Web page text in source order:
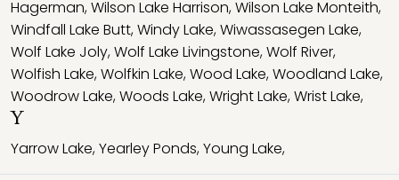
Hagerman,Wilson Lake Harrison,Wilson Lake Monteith,
Windfall Lake Butt,Windy Lake,Wiwassasegen Lake,
Wolf Lake Joly,Wolf Lake Livingstone,Wolf River,
Wolfish Lake,Wolfkin Lake,Wood Lake,Woodland Lake,
Woodrow Lake,Woods Lake,Wright Lake,Wrist Lake,
Y
Yarrow Lake,Yearley Ponds,Young Lake,